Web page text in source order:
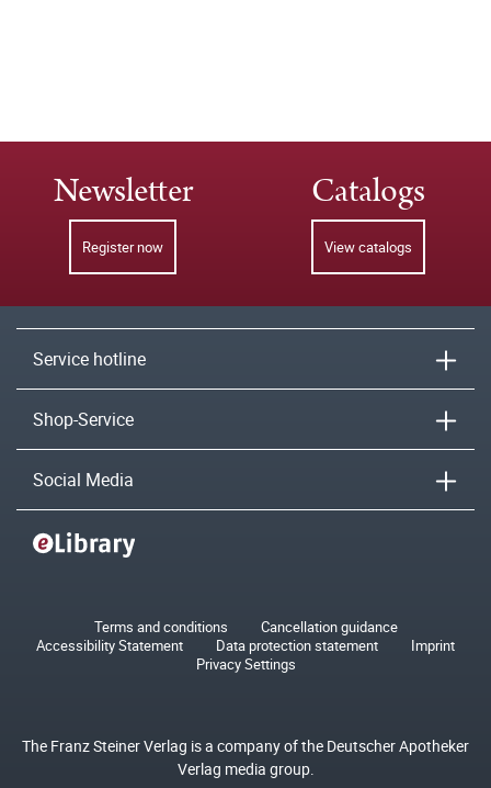
Newsletter
Register now
Catalogs
View catalogs
Service hotline
Shop-Service
Social Media
Terms and conditions
Cancellation guidance
Accessibility Statement
Data protection statement
Imprint
Privacy Settings
The Franz Steiner Verlag is a company of the Deutscher Apotheker
Verlag media group.